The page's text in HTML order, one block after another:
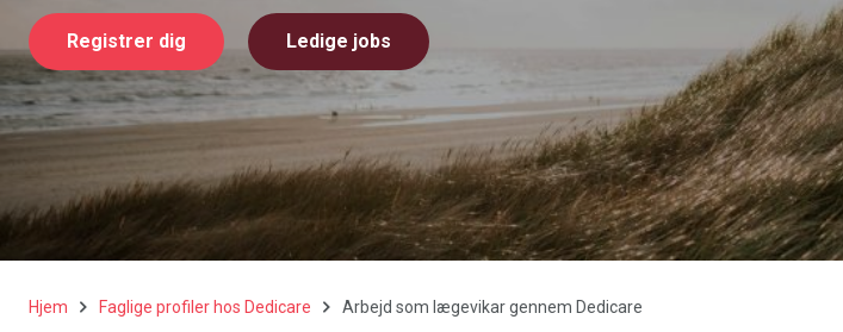
Registrer dig Ledige jobs
Hjem Faglige profiler hos Dedicare Arbejd som lægevikar gennem Dedicare